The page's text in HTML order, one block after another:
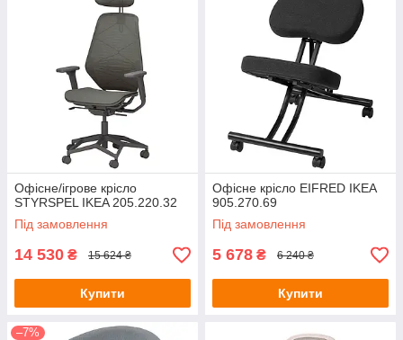
Офісне/ігрове крісло
STYRSPEL IKEA 205.220.32
Під замовлення
14 530 ₴ 15 624 ₴
Купити
Офісне крісло EIFRED IKEA
905.270.69
Під замовлення
5 678 ₴ 6 240 ₴
Купити
–7%